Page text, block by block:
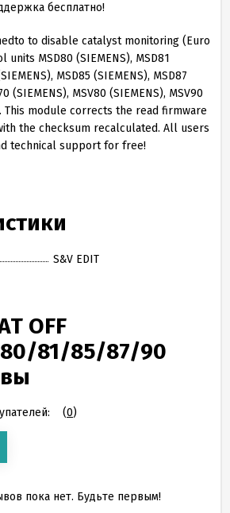
бесплатно!
to disable catalyst monitoring (Euro
MSD80 (SIEMENS), MSD81
MSD85 (SIEMENS), MSD87
(SIEMENS), MSV80 (SIEMENS), MSV90
This module corrects the read firmware
the checksum recalculated. All users
technical support for free!
S&V EDIT
OFF
80/81/85/87/90
(0)
пока нет. Будьте первым!